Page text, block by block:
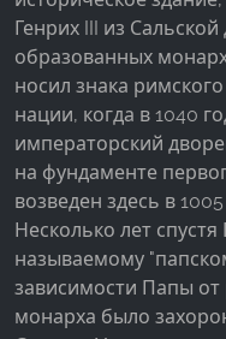
Генрих III из
образованных
носил знака
нации, когда в 1040
императорский
на фундаменте
возведен здесь в
Несколько лет
называемому
зависимости Папы от
монарха было
Facebook Pixel
_fbp, fr, _fbq, fbq
Provider:
Facebook Ireland
Purpose:
Измерение
Cookie duration:
3 месяца - 1 год